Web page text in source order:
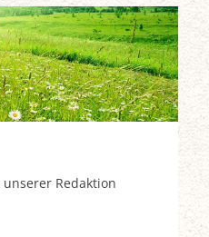
Redaktion